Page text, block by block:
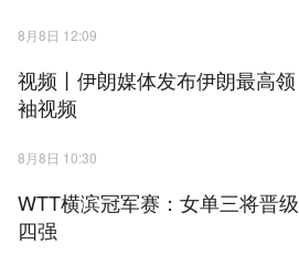
8月8日 12:09
视频丨伊朗媒体发布伊朗最高领
袖视频
8月8日 10:30
WTT横滨冠军赛：女单三将晋级
四强